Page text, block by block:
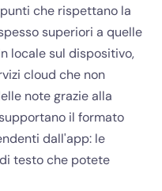
che rispettano la
superiori a quelle
locale sul dispositivo,
cloud che non
note grazie alla
il formato
dall'app: le
testo che potete